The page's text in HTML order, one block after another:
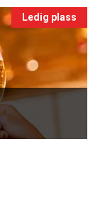
Ledig plass